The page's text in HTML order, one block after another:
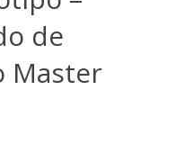
de
Master